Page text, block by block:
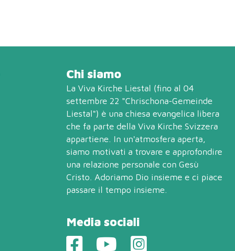
Chi siamo
La Viva Kirche Liestal (fino al 04
settembre 22 "Chrischona-Gemeinde
Liestal") è una chiesa evangelica libera
che fa parte della Viva Kirche Svizzera
appartiene. In un'atmosfera aperta,
siamo motivati a trovare e approfondire
una relazione personale con Gesù
Cristo. Adoriamo Dio insieme e ci piace
passare il tempo insieme.
Media sociali